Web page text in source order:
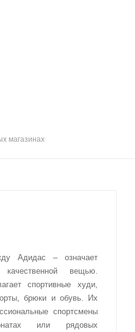
магазинах
Адидас – означает
качественной вещью.
спортивные худи,
брюки и обувь. Их
спортсмены
или рядовых